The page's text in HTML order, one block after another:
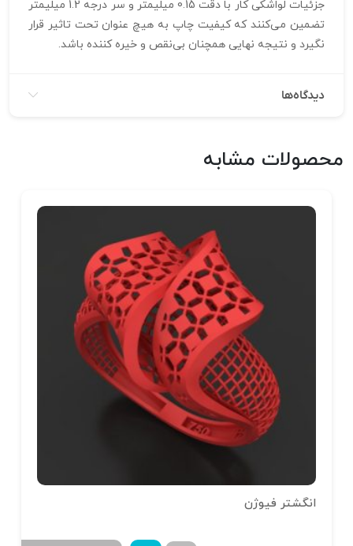
جزئیات لواشکی کار با دقت 0.15 میلیمتر و سر درجه 1.2 میلیمتر
تضمین می‌کنند که کیفیت چاپ به هیچ عنوان تحت تاثیر قرار
نگیرد و نتیجه نهایی همچنان بی‌نقص و خیره‌ کننده باشد.
دیدگاه‌ها
محصولات مشابه
انگشتر فیوژن